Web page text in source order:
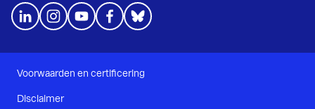
Voorwaarden en certificering
Disclaimer